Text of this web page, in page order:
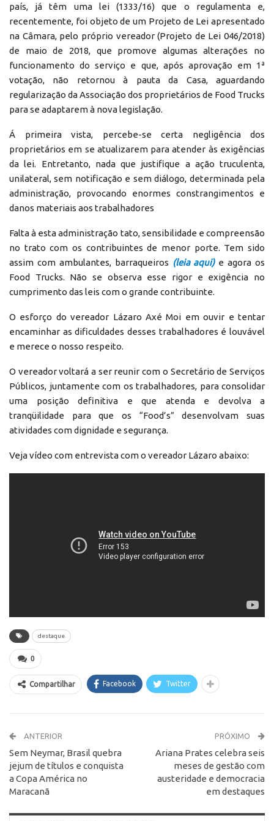
país, já têm uma lei (1333/16) que o regulamenta e,
recentemente, foi objeto de um Projeto de Lei apresentado
na Câmara, pelo próprio vereador (Projeto de Lei 046/2018)
de maio de 2018, que promove algumas alterações no
funcionamento do serviço e que, após aprovação em 1ª
votação, não retornou à pauta da Casa, aguardando
regularização da Associação dos proprietários de Food Trucks
para se adaptarem à nova legislação.
Á primeira vista, percebe-se certa negligência dos
proprietários em se atualizarem para atender às exigências
da lei. Entretanto, nada que justifique a ação truculenta,
unilateral, sem notificação e sem diálogo, determinada pela
administração, provocando enormes constrangimentos e
danos materiais aos trabalhadores
Falta à esta administração tato, sensibilidade e compreensão
no trato com os contribuintes de menor porte. Tem sido
assim com ambulantes, barraqueiros (leia aqui)e agora os
Food Trucks. Não se observa esse rigor e exigência no
cumprimento das leis com o grande contribuinte.
O esforço do vereador Lázaro Axé Moi em ouvir e tentar
encaminhar as dificuldades desses trabalhadores é louvável
e merece o nosso respeito.
O vereador voltará a ser reunir com o Secretário de Serviços
Públicos, juntamente com os trabalhadores, para consolidar
uma posição definitiva e que atenda e devolva a
tranqüilidade para que os “Food’s” desenvolvam suas
atividades com dignidade e segurança.
Veja vídeo com entrevista com o vereador Lázaro abaixo:
destaque
0
Compartilhar Facebook Twitter
ANTERIOR
Sem Neymar, Brasil quebra
jejum de títulos e conquista
a Copa América no
Maracanã
PRÓXIMO
Ariana Prates celebra seis
meses de gestão com
austeridade e democracia
em destaques